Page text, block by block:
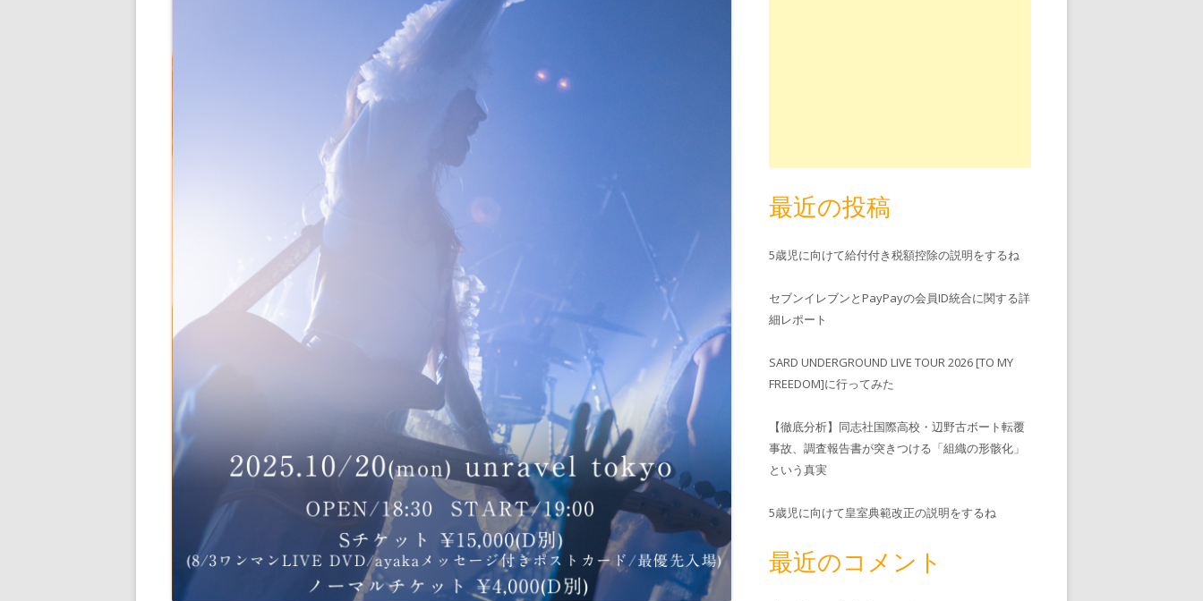
最近の投稿
5歳児に向けて給付付き税額控除の説明をするね
セブンイレブンとPayPayの会員ID統合に関する詳
細レポート
SARD UNDERGROUND LIVE TOUR 2026 [TO MY
FREEDOM]に行ってみた
【徹底分析】同志社国際高校・辺野古ボート転覆
事故、調査報告書が突きつける「組織の形骸化」
という真実
5歳児に向けて皇室典範改正の説明をするね
最近のコメント